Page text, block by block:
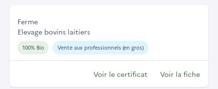
Ferme
Elevage bovins laitiers
100% Bio Vente aux professionnels (en gros)
Voir le certificat Voir la fiche